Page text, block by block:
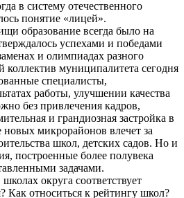
в систему отечественного
понятие «лицей».
образование всегда было на
успехами и победами
и олимпиадах разного
коллектив муниципалитета сегодня
специалисты,
работы, улучшении качества
без привлечения кадров,
и грандиозная застройка в
микрорайонов влечет за
школ, детских садов. Но и
построенные более полувека
задачами.
округа соответствует
Как относиться к рейтингу школ?